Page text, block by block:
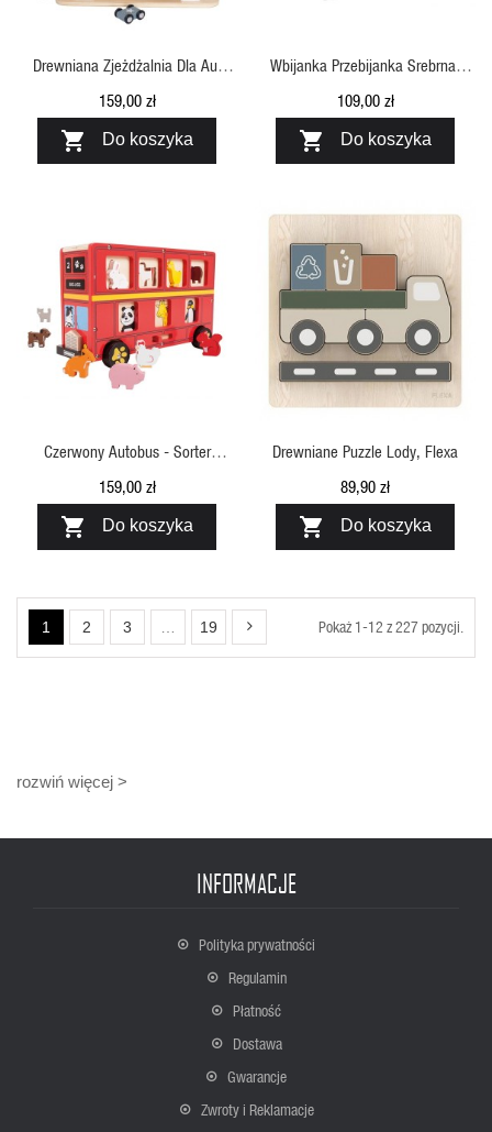
Drewniana Zjeżdżalnia Dla Aut
Srebrno-Szara
159,00 zł
 Do koszyka
Wbijanka Przebijanka Srebrna,
Jabadabado
109,00 zł
 Do koszyka
SZYBKI PODGLĄD
Czerwony Autobus - Sorter
Zwierzaków, Bigjigs Toys
159,00 zł
 Do koszyka
SZYBKI PODGLĄD
Drewniane Puzzle Lody, Flexa
89,90 zł
 Do koszyka
1 2 3 19 Pokaż 1-12 z 227 pozycji.
rozwiń więcej >
INFORMACJE
Polityka prywatności
Regulamin
Płatność
Dostawa
Gwarancje
Zwroty i Reklamacje